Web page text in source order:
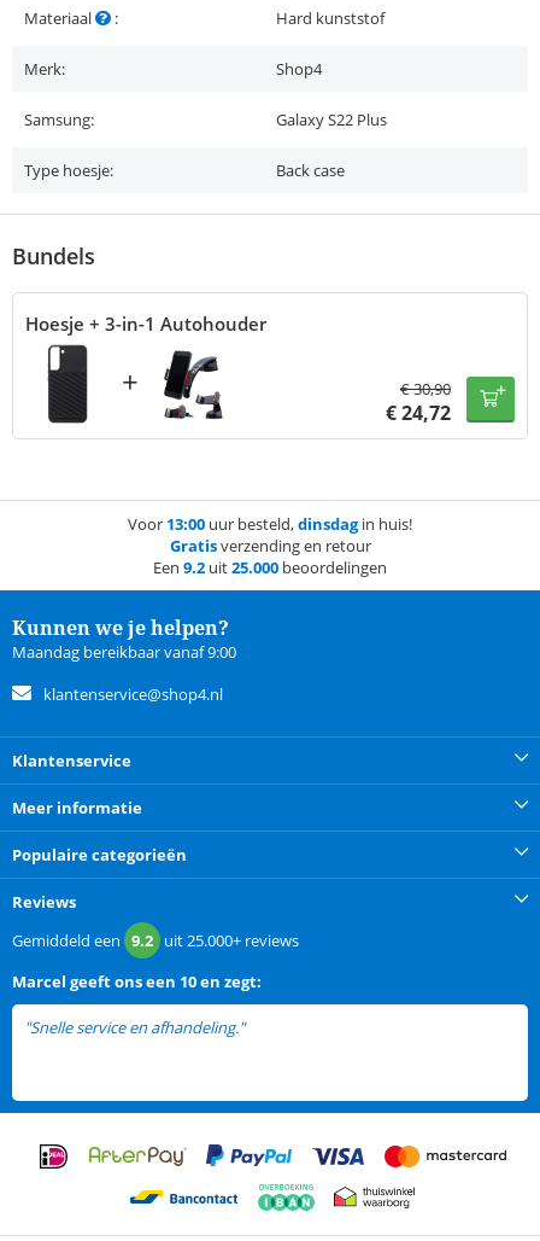
Materiaal : Hard kunststof
Merk: Shop4
Samsung: Galaxy S22 Plus
Type hoesje: Back case
Bundels
Hoesje + 3-in-1 Autohouder
+ €30,90
€24,72
Voor 13:00 uur besteld,dinsdagin huis!
Gratisverzending en retour
Een 9.2 uit25.000 beoordelingen
Kunnen we je helpen?
Maandag bereikbaar vanaf 9:00
klantenservice@shop4.nl
Klantenservice
Meer informatie
Populaire categorieën
Reviews
Gemiddeld een 9.2 uit25.000+ reviews
Marcel geeft ons een 10 en zegt:
"Snelle service en afhandeling."